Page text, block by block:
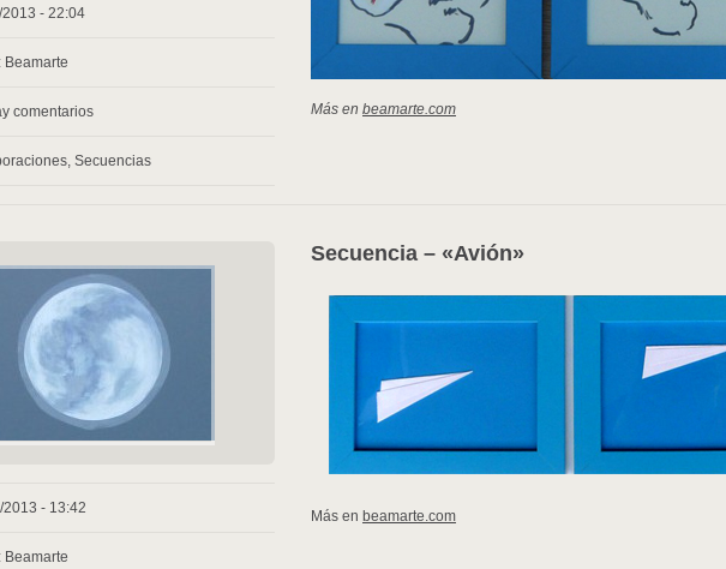
2013 - 22:04
Beamarte
comentarios
, Secuencias
Más en beamarte.com
2013 - 13:42
Beamarte
Secuencia – «Avión»
Más en beamarte.com